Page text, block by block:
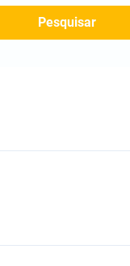
Pesquisar